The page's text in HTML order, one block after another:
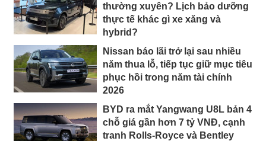
thường xuyên? Lịch bảo dưỡng
thực tế khác gì xe xăng và
hybrid?
Nissan báo lãi trở lại sau nhiều
năm thua lỗ, tiếp tục giữ mục tiêu
phục hồi trong năm tài chính
2026
BYD ra mắt Yangwang U8L bản 4
chỗ giá gần hơn 7 tỷ VNĐ, cạnh
tranh Rolls-Royce và Bentley